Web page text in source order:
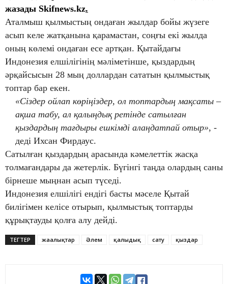
жазады Skifnews.kz.
Аталмыш қылмыстың ондаған жылдар бойы жүзеге
асып келе жатқанына қарамастан, соңғы екі жылда
оның көлемі ондаған есе артқан. Қытайдағы
Индонезия елшілігінің мәліметінше, қыздардың
әрқайсысын 28 мың доллардан сататын қылмыстық
топтар бар екен.
«Сіздер ойлап көріңіздер, ол топтардың мақсаты –
ақша табу, ал қалыңдық ретінде сатылған
қыздардың тағдыры ешкімді алаңдатпай отыр», -
деді Ихсан Фирдаус.
Сатылған қыздардың арасында кәмелеттік жасқа
толмағандары да жетерлік. Бүгінгі таңда олардың саны
бірнеше мыңнан асып түседі.
Индонезия елшілігі ендігі басты мәселе Қытай
билігімен келісе отырып, қылмыстық топтарды
құрықтауды қолға алу дейді.
ТЕГТЕР жаңалықтар Әлем қалыңдық сату қыздар